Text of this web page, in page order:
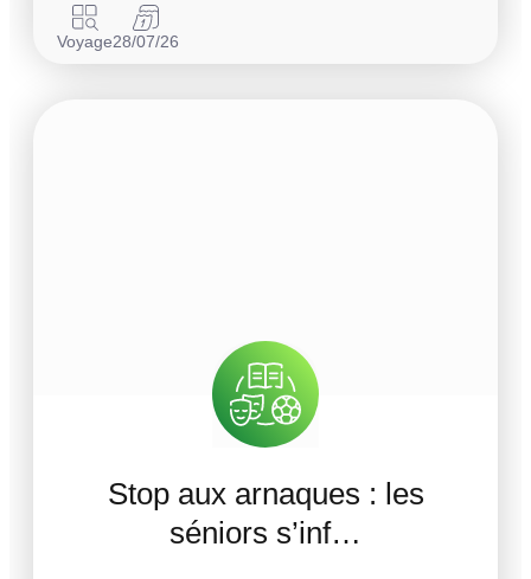
Voyage28/07/26
Stop aux arnaques : les
séniors s’inf…